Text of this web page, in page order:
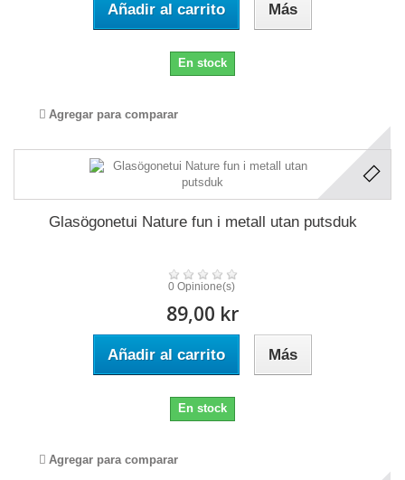
Añadir al carrito Más
En stock
Agregar para comparar
Glasögonetui Nature fun i metall utan putsduk
0 Opinione(s)
89,00 kr
Añadir al carrito Más
En stock
Agregar para comparar